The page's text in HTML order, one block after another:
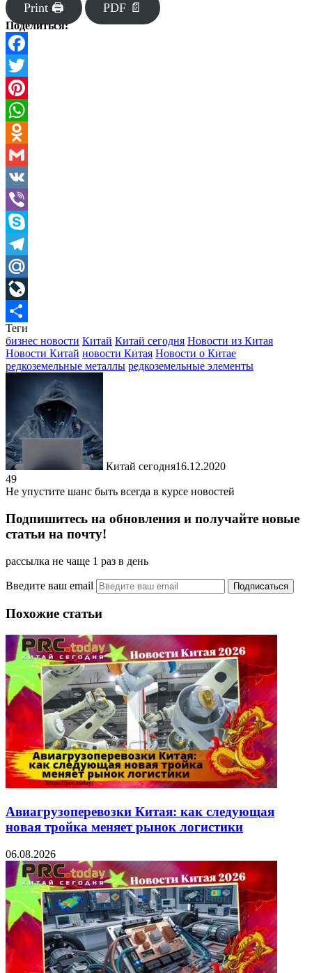
Print 🖨 PDF 📄
Поделиться:
Facebook
Twitter
Pinterest
WhatsApp
Odnoklassniki
Gmail
VK
Viber
Skype
Telegram
Mail.Ru
LiveJournal
Отправить
Теги
бизнес новости Китай Китай сегодня Новости из Китая
Новости Китай новости Китая Новости о Китае
редкоземельные металлы редкоземельные элементы
Китай сегодня16.12.2020
49
Не упустите шанс быть всегда в курсе новостей
Подпишитесь на обновления и получайте новые
статьи на почту!
рассылка не чаще 1 раз в день
Введите ваш email
Похожие статьи
Авиагрузоперевозки Китая: как следующая
новая тройка меняет рынок логистики
06.08.2026